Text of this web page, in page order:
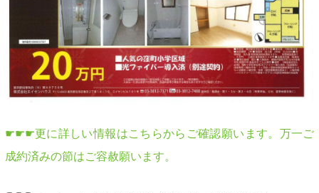
☛☛☛更に詳しい情報はこちらからご確認願います。万一ご
成約済みの節はご容赦願います。